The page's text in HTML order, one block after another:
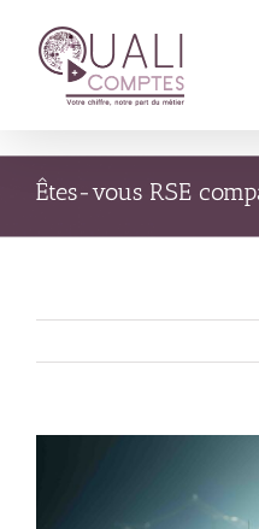
contenu
Êtes-vous RSE